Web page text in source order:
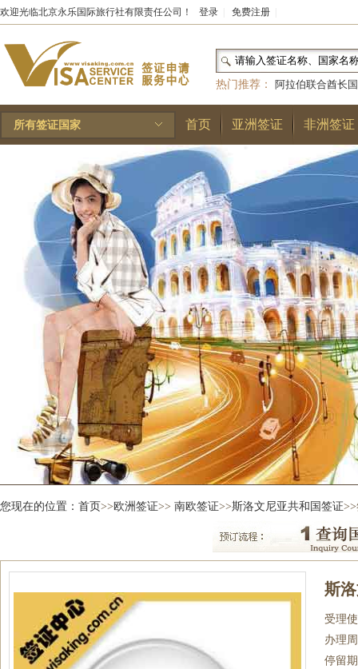
欢迎光临北京永乐国际旅行社有限责任公司！ 登录 免费注册
热门推荐：
阿拉伯联合酋长国
和国|布基纳法索|巴勒斯坦
林王国|安道尔公国|
所有签证国家 首页 亚洲签证 非洲签证
您现在的位置： 首页>>欧洲签证>> 南欧签证>>斯洛文尼亚共和国签证
斯
受理
办理
停留